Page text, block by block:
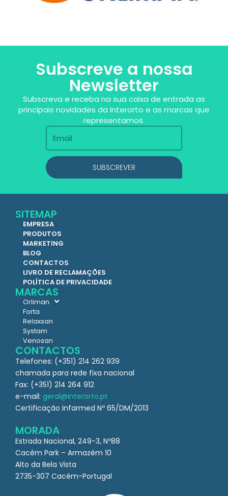
Subscreve a nossa
Newsletter
Subscreva e receba na sua caixa de entrada as
principais novidades da Interorto e as marcas que
representamos.
SUBSCREVER
SITEMAP
EMPRESA
PRODUTOS
MARKETING
BLOG
CONTACTOS
LIVRO DE RECLAMAÇÕES
POLÍTICA DE PRIVACIDADE
MARCAS
Orliman
Forta
Relaxsan
Systam
Venosan
CONTACTOS
Telefones: (+351) 214 262 939
chamada para rede fixa nacional
Fax: (+351) 214 264 912
e-mail: geral@interorto.pt
Certificação Infarmed Nº 65/DM/2013
MORADA
Estrada Nacional, 249-3, Nº88
Cacém Park – Armazém 10
Alto da Bela Vista
2735-307 Cacém-Portugal